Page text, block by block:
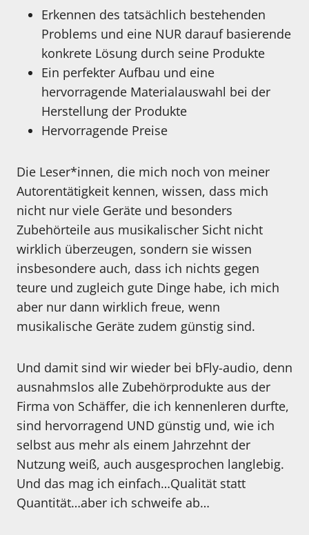
Erkennen des tatsächlich bestehenden
Problems und eine NUR darauf basierende
konkrete Lösung durch seine Produkte
Ein perfekter Aufbau und eine
hervorragende Materialauswahl bei der
Herstellung der Produkte
Hervorragende Preise
Die Leser*innen, die mich noch von meiner
Autorentätigkeit kennen, wissen, dass mich
nicht nur viele Geräte und besonders
Zubehörteile aus musikalischer Sicht nicht
wirklich überzeugen, sondern sie wissen
insbesondere auch, dass ich nichts gegen
teure und zugleich gute Dinge habe, ich mich
aber nur dann wirklich freue, wenn
musikalische Geräte zudem günstig sind.
Und damit sind wir wieder bei bFly-audio, denn
ausnahmslos alle Zubehörprodukte aus der
Firma von Schäffer, die ich kennenleren durfte,
sind hervorragend UND günstig und, wie ich
selbst aus mehr als einem Jahrzehnt der
Nutzung weiß, auch ausgesprochen langlebig.
Und das mag ich einfach…Qualität statt
Quantität…aber ich schweife ab…